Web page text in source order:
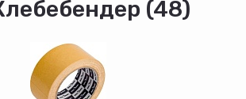
(48)